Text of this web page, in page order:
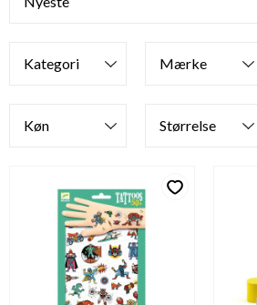
Kategori
Mærke
Køn Størrelse